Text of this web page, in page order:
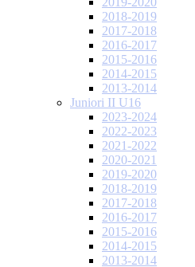
2018-2019
2017-2018
2016-2017
2015-2016
2014-2015
2013-2014
Juniori II U16
2023-2024
2022-2023
2021-2022
2020-2021
2019-2020
2018-2019
2017-2018
2016-2017
2015-2016
2014-2015
2013-2014